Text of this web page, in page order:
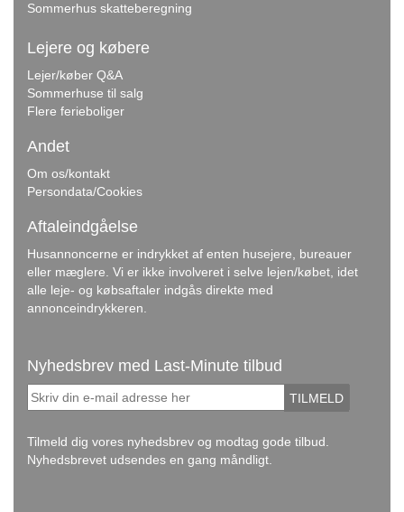
Sommerhus skatteberegning
Lejere og købere
Lejer/køber Q&A
Sommerhuse til salg
Flere ferieboliger
Andet
Om os/kontakt
Persondata/Cookies
Aftaleindgåelse
Husannoncerne er indrykket af enten husejere, bureauer
eller mæglere. Vi er ikke involveret i selve lejen/købet, idet
alle leje- og købsaftaler indgås direkte med
annonceindrykkeren.
Nyhedsbrev med Last-Minute tilbud
TILMELD
Tilmeld dig vores nyhedsbrev og modtag gode tilbud.
Nyhedsbrevet udsendes en gang måndligt.